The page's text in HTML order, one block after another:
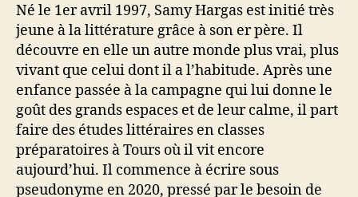
Né le 1er avril 1997, Samy Hargas est initié très
jeune à la littérature grâce à son er père. Il
découvre en elle un autre monde plus vrai, plus
vivant que celui dont il a l’habitude. Après une
enfance passée à la campagne qui lui donne le
goût des grands espaces et de leur calme, il part
faire des études littéraires en classes
préparatoires à Tours où il vit encore
aujourd’hui. Il commence à écrire sous
pseudonyme en 2020, pressé par le besoin de